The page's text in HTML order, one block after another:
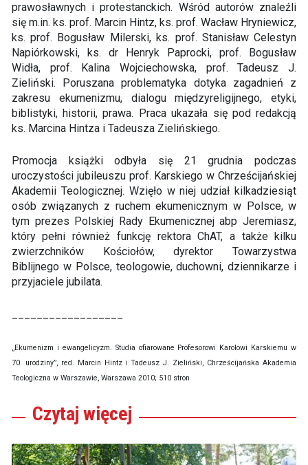
prawosławnych i protestanckich. Wśród autorów znaleźli
się m.in. ks. prof. Marcin Hintz, ks. prof. Wacław Hryniewicz,
ks. prof. Bogusław Milerski, ks. prof. Stanisław Celestyn
Napiórkowski, ks. dr Henryk Paprocki, prof. Bogusław
Widła, prof. Kalina Wojciechowska, prof. Tadeusz J.
Zieliński. Poruszana problematyka dotyka zagadnień z
zakresu ekumenizmu, dialogu międzyreligijnego, etyki,
biblistyki, historii, prawa. Praca ukazała się pod redakcją
ks. Marcina Hintza i Tadeusza Zielińskiego.
Promocja książki odbyła się 21 grudnia podczas
uroczystości jubileuszu prof. Karskiego w Chrześcijańskiej
Akademii Teologicznej. Wzięło w niej udział kilkadziesiąt
osób związanych z ruchem ekumenicznym w Polsce, w
tym prezes Polskiej Rady Ekumenicznej abp Jeremiasz,
który pełni również funkcję rektora ChAT, a także kilku
zwierzchników Kościołów, dyrektor Towarzystwa
Biblijnego w Polsce, teologowie, duchowni, dziennikarze i
przyjaciele jubilata.
„Ekumenizm i ewangelicyzm. Studia ofiarowane Profesorowi Karolowi Karskiemu w
70. urodziny”, red. Marcin Hintz i Tadeusz J. Zieliński, Chrześcijańska Akademia
Teologiczna w Warszawie, Warszawa 2010; 510 stron
Czytaj więcej